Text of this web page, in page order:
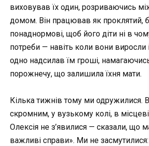
виховував їх один, розриваючись
домом. Він працював як проклятий,
понаднормові, щоб його діти ні в
потреби — навіть коли вони виросли
одно надсилав їм гроші,
порожнечу, що залишила їхня мати.
Кілька тижнів тому ми одружилися.
скромним, у вузькому колі, в
Олексія не з’явилися — сказали, що
важливі справи». Ми не